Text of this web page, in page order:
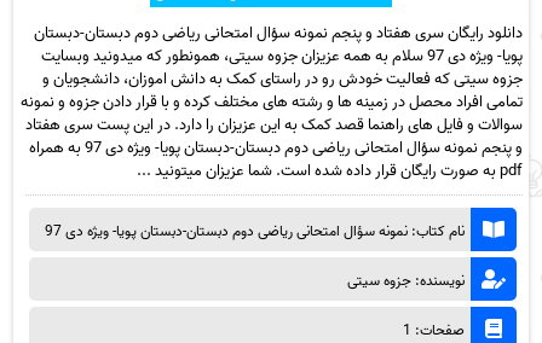
دانلود رایگان سری هفتاد و پنجم نمونه سؤال امتحانی ریاضی دوم دبستان-دبستان
پویا- ویژه دی 97 سلام به همه عزیزان جزوه سیتی، همونطور که میدونید وبسایت
جزوه سیتی که فعالیت خودش رو در راستای کمک به دانش اموزان، دانشجویان و
تمامی افراد محصل در زمینه ها و رشته های مختلف کرده و با قرار دادن جزوه و نمونه
سوالات و فایل های راهنما قصد کمک به این عزیزان را دارد. در این پست سری هفتاد
و پنجم نمونه سؤال امتحانی ریاضی دوم دبستان-دبستان پویا- ویژه دی 97 به همراه
pdf به صورت رایگان قرار داده شده است. شما عزیزان میتونید ...
نام کتاب: نمونه سؤال امتحانی ریاضی دوم دبستان-دبستان پویا- ویژه دی 97
نویسنده: جزوه سیتی
صفحات: 1